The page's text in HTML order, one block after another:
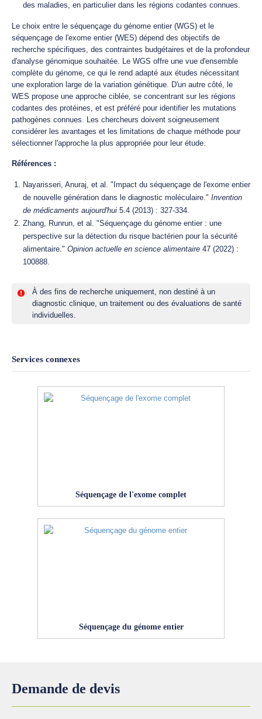
des maladies, en particulier dans les régions codantes connues.
Le choix entre le séquençage du génome entier (WGS) et le
séquençage de l'exome entier (WES) dépend des objectifs de
recherche spécifiques, des contraintes budgétaires et de la profondeur
d'analyse génomique souhaitée. Le WGS offre une vue d'ensemble
complète du génome, ce qui le rend adapté aux études nécessitant
une exploration large de la variation génétique. D'un autre côté, le
WES propose une approche ciblée, se concentrant sur les régions
codantes des protéines, et est préféré pour identifier les mutations
pathogènes connues. Les chercheurs doivent soigneusement
considérer les avantages et les limitations de chaque méthode pour
sélectionner l'approche la plus appropriée pour leur étude.
Références :
Nayarisseri, Anuraj, et al. "Impact du séquençage de l'exome entier
de nouvelle génération dans le diagnostic moléculaire." Invention
de médicaments aujourd'hui 5.4 (2013) : 327-334.
Zhang, Runrun, et al. "Séquençage du génome entier : une
perspective sur la détection du risque bactérien pour la sécurité
alimentaire." Opinion actuelle en science alimentaire 47 (2022) :
100888.
À des fins de recherche uniquement, non destiné à un
diagnostic clinique, un traitement ou des évaluations de santé
individuelles.
Services connexes
Séquençage de l'exome complet
Séquençage du génome entier
Demande de devis